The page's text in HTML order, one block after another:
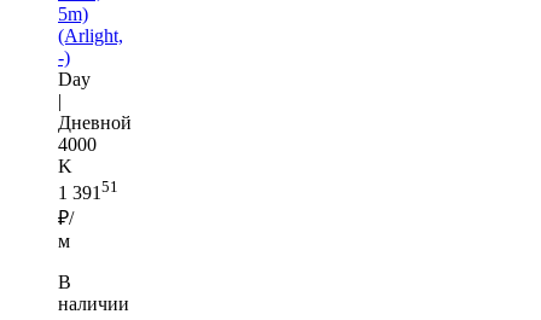
5m)
(Arlight,
-)
Day
|
Дневной
4000
K
1 391 51
₽/
м
В
наличии